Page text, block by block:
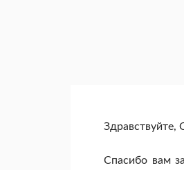
Здравствуйте,
Спасибо вам